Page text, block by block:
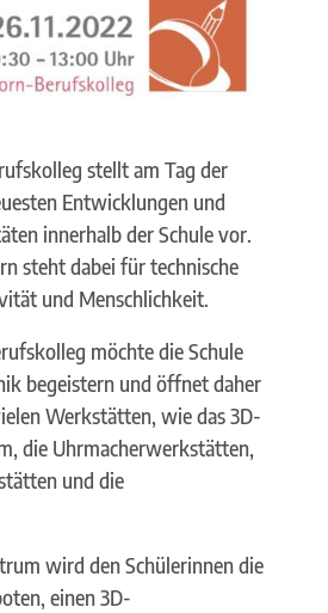
stellt am Tag der
Entwicklungen und
innerhalb der Schule vor.
steht dabei für technische
und Menschlichkeit.
möchte die Schule
begeistern und öffnet daher
Werkstätten, wie das 3D-
die Uhrmacherwerkstätten,
und die
wird den Schülerinnen die
einen 3D-